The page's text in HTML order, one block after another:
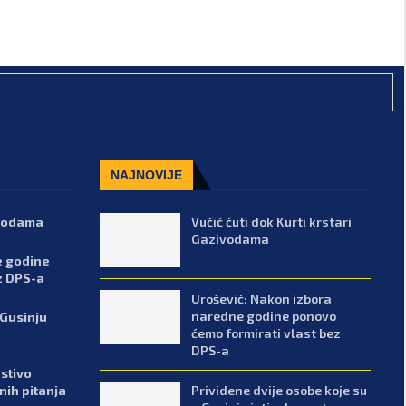
godine
a
pitanja
NAJNOVIJE
Vučić ćuti dok Kurti krstari
Gazivodama
Urošević: Nakon izbora
naredne godine ponovo
ćemo formirati vlast bez
DPS-a
Prividene dvije osobe koje su